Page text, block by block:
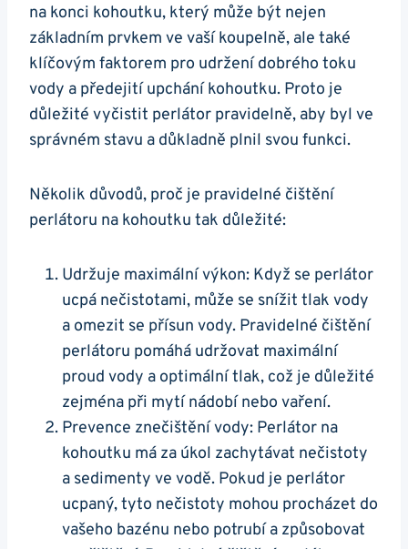
na konci kohoutku, který může‌ být nejen
základním ‍prvkem ve vaší koupelně, ale také
klíčovým faktorem‌ pro udržení dobrého toku
‌vody a předejití upchání kohoutku. Proto je
důležité vyčistit perlátor pravidelně, aby byl ve
správném stavu a důkladně plnil svou funkci.
Několik důvodů, proč je pravidelné čištění
perlátoru na kohoutku tak⁣ důležité:
Udržuje maximální výkon: Když se perlátor
⁣ucpá nečistotami, může se snížit tlak vody
a omezit se přísun vody. Pravidelné čištění‍
perlátoru pomáhá ‌udržovat maximální
proud vody a optimální tlak, což je důležité
zejména při mytí nádobí nebo vaření.
Prevence znečištění vody: Perlátor na
kohoutku má za ‌úkol zachytávat nečistoty
a‌ sedimenty ve vodě. ⁣Pokud ⁣je perlátor
ucpaný, tyto nečistoty ⁣mohou procházet do
vašeho bazénu nebo potrubí a způsobovat